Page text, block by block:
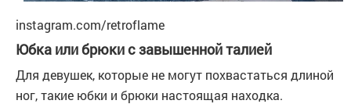
instagram.com/retroflame
Юбка или брюки с завышенной талией
Для девушек, которые не могут похвастаться длиной
ног, такие юбки и брюки настоящая находка.